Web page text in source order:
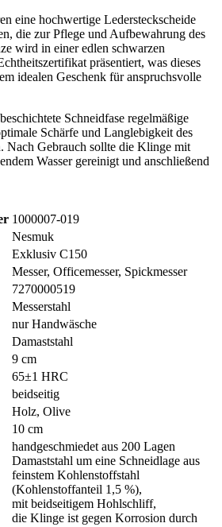
eine hochwertige Ledersteckscheide
die zur Pflege und Aufbewahrung des
wird in einer edlen schwarzen
präsentiert, was dieses
idealen Geschenk für anspruchsvolle
Schneidfase regelmäßige
Schärfe und Langlebigkeit des
Nach Gebrauch sollte die Klinge mit
Wasser gereinigt und anschließend
1000007-019
Nesmuk
Exklusiv C150
Messer, Officemesser, Spickmesser
7270000519
Messerstahl
nur Handwäsche
Damaststahl
9 cm
65±1 HRC
beidseitig
Holz, Olive
10 cm
handgeschmiedet aus 200 Lagen
Damaststahl um eine Schneidlage aus
feinstem Kohlenstoffstahl
(Kohlenstoffanteil 1,5 %),
mit beidseitigem Hohlschliff,
die Klinge ist gegen Korrosion durch